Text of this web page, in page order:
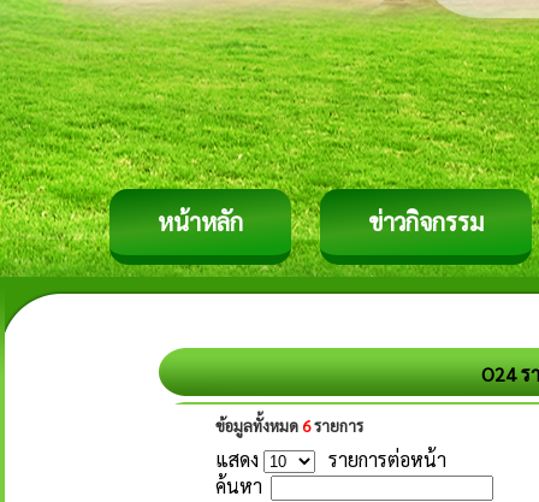
หน้าหลัก ข่าวกิจกรรม
O24
ข้อมูลทั้งหมด6รายการ
แสดง
รายการต่อหน้า
ค้นหา